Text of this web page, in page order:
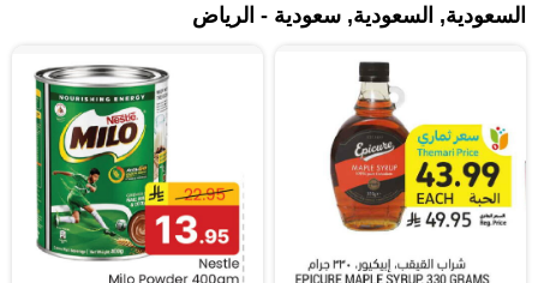
السعودية, السعودية, سعودية - الرياض